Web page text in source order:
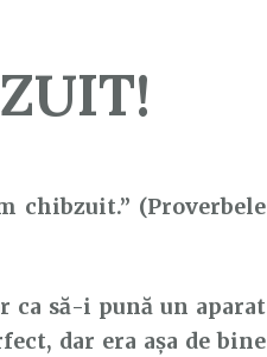
chibzuit.” (Proverbele
ca să-i pună un aparat
dar era așa de bine